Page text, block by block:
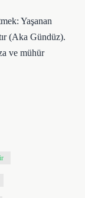
Yaşanan
(Aka Gündüz).
ve mühür